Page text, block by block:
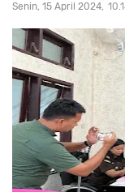
Senin, 15 April 2024